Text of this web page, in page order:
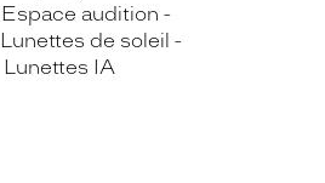
Espace audition
Lunettes de soleil
Lunettes IA